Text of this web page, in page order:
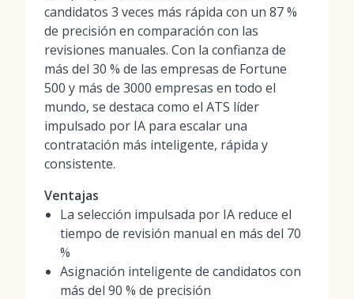
candidatos 3 veces más rápida con un 87 %
de precisión en comparación con las
revisiones manuales. Con la confianza de
más del 30 % de las empresas de Fortune
500 y más de 3000 empresas en todo el
mundo, se destaca como el ATS líder
impulsado por IA para escalar una
contratación más inteligente, rápida y
consistente.
Ventajas
La selección impulsada por IA reduce el
tiempo de revisión manual en más del 70
%
Asignación inteligente de candidatos con
más del 90 % de precisión